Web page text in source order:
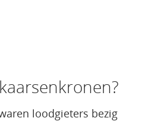
loodgieters bezig